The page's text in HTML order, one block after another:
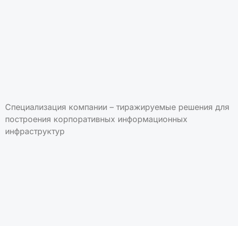
Специализация компании – тиражируемые решения для
построения корпоративных информационных
инфраструктур